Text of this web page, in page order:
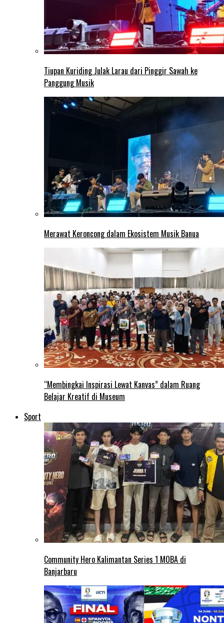
Tiupan Kuriding Julak Larau dari Pinggir Sawah ke
Panggung Musik
Merawat Keroncong dalam Ekosistem Musik Banua
“Membingkai Inspirasi Lewat Kanvas” dalam Ruang
Belajar Kreatif di Museum
Sport
Community Hero Kalimantan Series 1 MOBA di
Banjarbaru